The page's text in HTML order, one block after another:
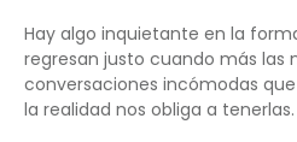
Hay algo inquietante en la
regresan justo cuando más las
conversaciones incómodas
la realidad nos obliga a tenerlas.